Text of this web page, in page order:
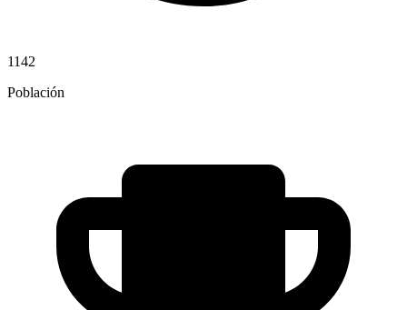
1142
Población